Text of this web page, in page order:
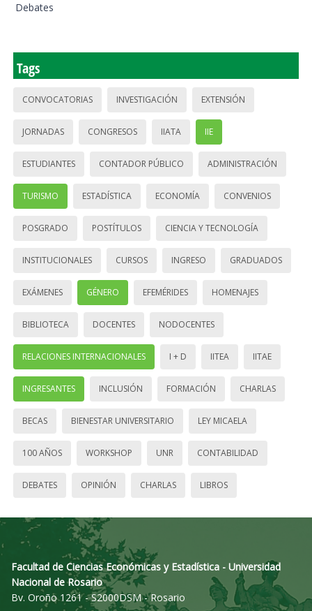
Debates
Tags
CONVOCATORIAS INVESTIGACIÓN EXTENSIÓN
JORNADAS CONGRESOS IIATA IIE
ESTUDIANTES CONTADOR PÚBLICO ADMINISTRACIÓN
TURISMO ESTADÍSTICA ECONOMÍA CONVENIOS
POSGRADO POSTÍTULOS CIENCIA Y TECNOLOGÍA
INSTITUCIONALES CURSOS INGRESO GRADUADOS
EXÁMENES GÉNERO EFEMÉRIDES HOMENAJES
BIBLIOTECA DOCENTES NODOCENTES
RELACIONES INTERNACIONALES I + D IITEA IITAE
INGRESANTES INCLUSIÓN FORMACIÓN CHARLAS
BECAS BIENESTAR UNIVERSITARIO LEY MICAELA
100 AÑOS WORKSHOP UNR CONTABILIDAD
DEBATES OPINIÓN CHARLAS LIBROS
Facultad de Ciencias Económicas y Estadística - Universidad
Nacional de Rosario
Bv. Oroño 1261 - S2000DSM - Rosario